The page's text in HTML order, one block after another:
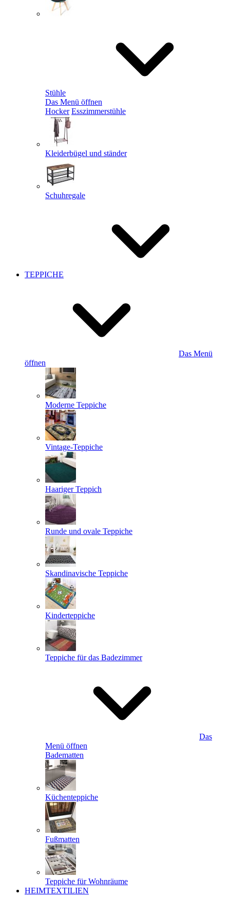
Stühle
Das Menü öffnen
Hocker Esszimmerstühle
Kleiderbügel und ständer
Schuhregale
TEPPICHE
Das Menü
öffnen
Moderne Teppiche
Vintage-Teppiche
Haariger Teppich
Runde und ovale Teppiche
Skandinavische Teppiche
Kinderteppiche
Teppiche für das Badezimmer
Das
Menü öffnen
Badematten
Küchenteppiche
Fußmatten
Teppiche für Wohnräume
HEIMTEXTILIEN